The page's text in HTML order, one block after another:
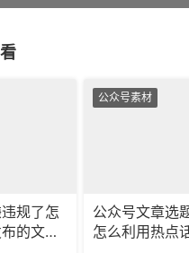
规了怎
的文章
公众号素材
公众号文章选
怎么利用热点